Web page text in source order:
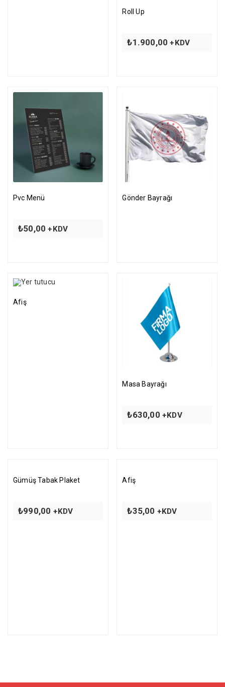
Roll Up
₺1.900,00 +KDV
Pvc Menü
₺50,00 +KDV
Gönder Bayrağı
Afiş
Masa Bayrağı
₺630,00 +KDV
Gümüş Tabak Plaket
₺990,00 +KDV
Afiş
₺35,00 +KDV